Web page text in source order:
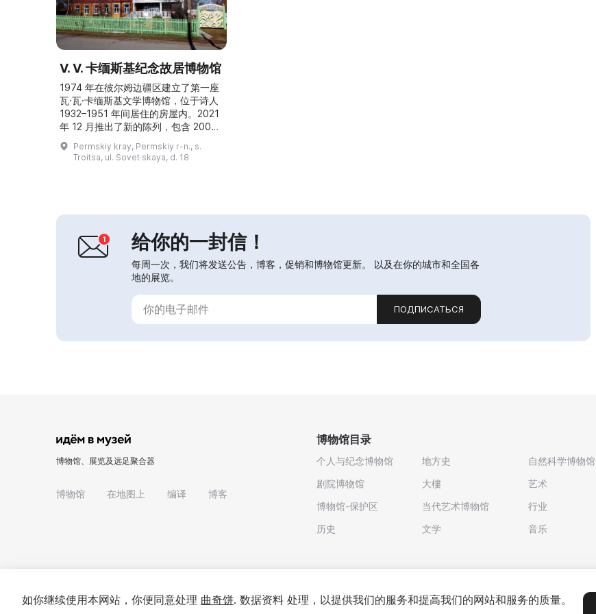
V. V. 卡缅斯基纪念故居博物馆
1974 年在彼尔姆边疆区建立了第一座
瓦·瓦·卡缅斯基文学博物馆，位于诗人
1932–1951 年间居住的房屋内。2021
年 12 月推出了新的陈列，包含 2000–
2010 年代进入博物馆馆藏的物品，以
及历史学家和语言学家的研究成果。房
屋二层的诗人书房陈列了亲属照片以及
长椅/床）被 194...
Permskiy kray, Permskiy r-n., s.
Troitsa, ul. Sovet·skaya, d. 18
给你的一封信！
每周一次，我们将发送公告，博客，促销和博物馆更新。 以及在你的城市和全国各
地的展览。
ПОДПИСАТЬСЯ
博物馆、展览及远足聚合器
博物馆 在地图上 编译 博客
博物馆目录
个人与纪念博物馆
剧院博物馆
博物馆-保护区
历史
地方史
大樓
当代艺术博物馆
文学
自然科学博物馆
艺术
行业
音乐
如你继续使用本网站，你便同意处理 曲奇饼. 数据资料 处理，以提供我们的服务和提高我们的网站和服务的质量。